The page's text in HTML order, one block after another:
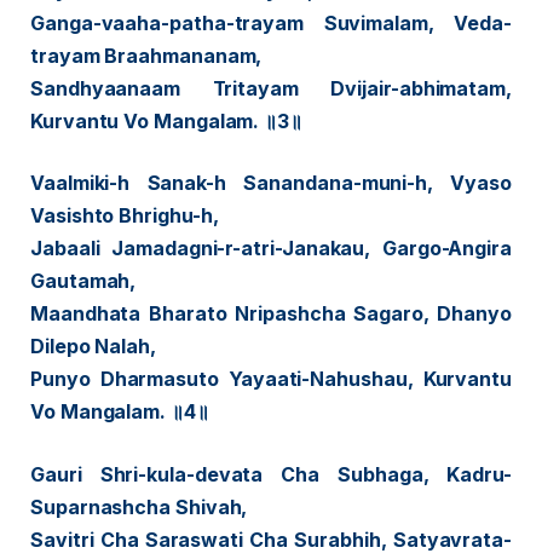
Ganga-vaaha-patha-trayam Suvimalam, Veda-
trayam Braahmananam,
Sandhyaanaam Tritayam Dvijair-abhimatam,
Kurvantu Vo Mangalam. ॥3॥
Vaalmiki-h Sanak-h Sanandana-muni-h, Vyaso
Vasishto Bhrighu-h,
Jabaali Jamadagni-r-atri-Janakau, Gargo-Angira
Gautamah,
Maandhata Bharato Nripashcha Sagaro, Dhanyo
Dilepo Nalah,
Punyo Dharmasuto Yayaati-Nahushau, Kurvantu
Vo Mangalam. ॥4॥
Gauri Shri-kula-devata Cha Subhaga, Kadru-
Suparnashcha Shivah,
Savitri Cha Saraswati Cha Surabhih, Satyavrata-